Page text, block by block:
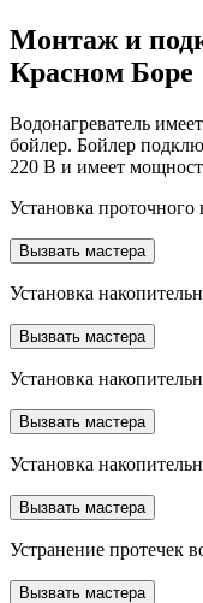
Монтаж и
Красном Боре
Водонагреватель
бойлер. Бойлер
220 В и имеет
Установка проточного
Вызвать мастера
Установка
Вызвать мастера
Установка
Вызвать мастера
Установка
Вызвать мастера
Устранение протечек
Вызвать мастера